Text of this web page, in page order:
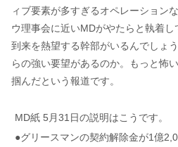
ィブ要素が多すぎるオペレーション
ウ理事会に近いMDがやたらと執着
到来を熱望する幹部がいるんでしょ
らの強い要望があるのか。もっと怖
掴んだという報道です。
MD紙 5月31日の説明はこうです。
●グリースマンの契約解除金が1億